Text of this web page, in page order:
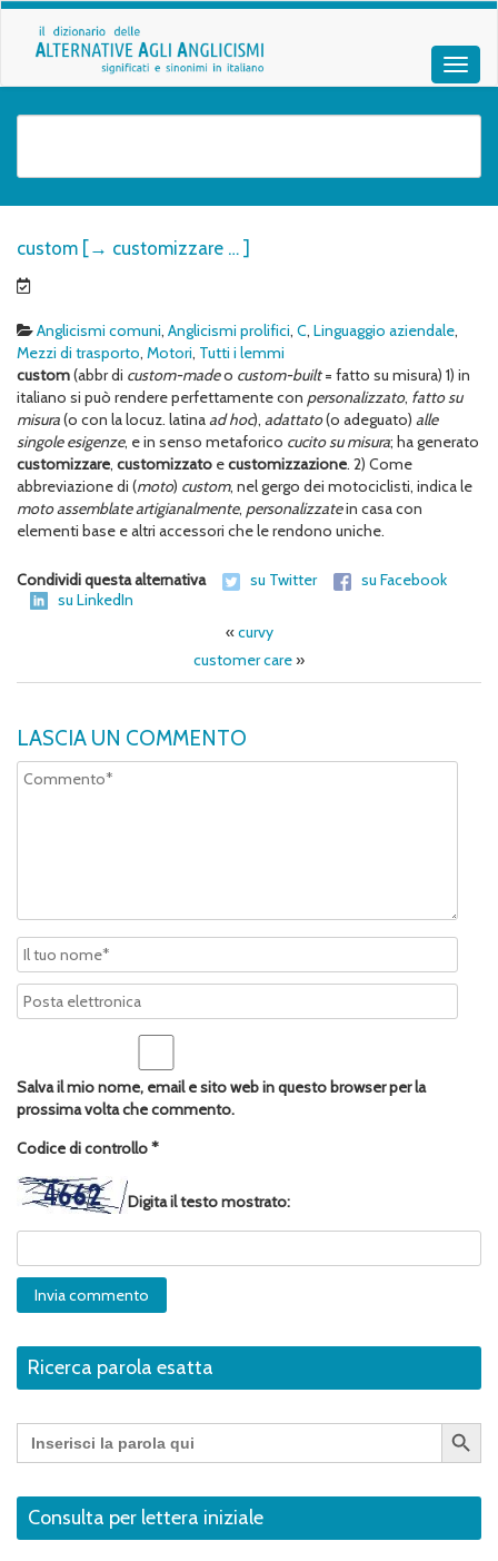
custom [→ customizzare … ]
Anglicismi comuni, Anglicismi prolifici, C, Linguaggio aziendale,
Mezzi di trasporto, Motori, Tutti i lemmi
custom(abbr di custom-madeo custom-built= fatto su misura) 1) in
italiano si può rendere perfettamente con personalizzato, fatto su
misura(o con la locuz. latinaad hoc), adattato(o adeguato) alle
singole esigenze, e in senso metaforico cucito su misura; ha generato
customizzare, customizzato ecustomizzazione. 2) Come
abbreviazione di (moto) custom, nel gergo dei motociclisti, indica le
moto assemblate artigianalmente, personalizzatein casa con
elementi base e altri accessori che le rendono uniche.
Condividi questa alternativa su Twitter
su Facebook
su LinkedIn
«curvy
customer care»
LASCIA UN COMMENTO
Salva il mio nome, email e sito web in questo browser per la
prossima volta che commento.
Codice di controllo*
Digita il testo mostrato:
Ricerca parola esatta
Search
for:
Search Button
Consulta per lettera iniziale